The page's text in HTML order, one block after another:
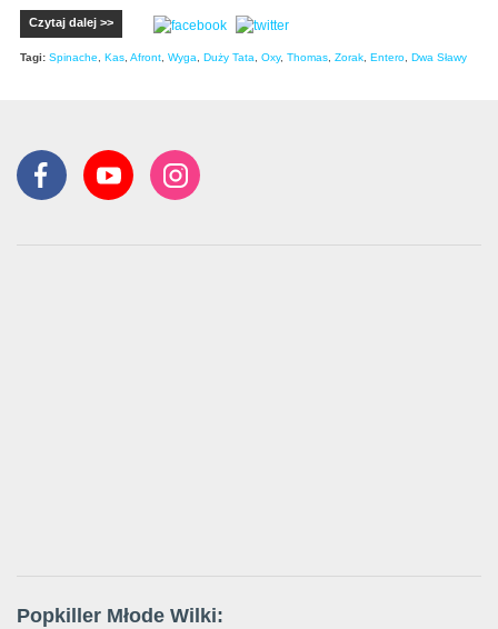
Czytaj dalej >>
Tagi: Spinache, Kas, Afront, Wyga, Duży Tata, Oxy, Thomas, Zorak, Entero, Dwa Sławy
Popkiller Młode Wilki: